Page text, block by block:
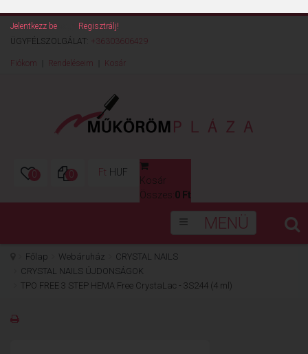
Jelentkezz be
Regisztrálj!
ÜGYFÉLSZOLGÁLAT: +36303606429
Fiókom Rendeléseim Kosár
0 0 Ft HUF
Kosár
Összes: 0 Ft
MENÜ
Főlap Webáruház
CRYSTAL NAILS
CRYSTAL NAILS ÚJDONSÁGOK
TPO FREE 3 STEP HEMA Free CrystaLac - 3S244 (4 ml)